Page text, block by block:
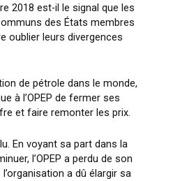
2018 est-il le signal que les
des États membres
oublier leurs divergences
de pétrole dans le monde,
à l’OPEP de fermer ses
et faire remonter les prix.
En voyant sa part dans la
l’OPEP a perdu de son
a dû élargir sa